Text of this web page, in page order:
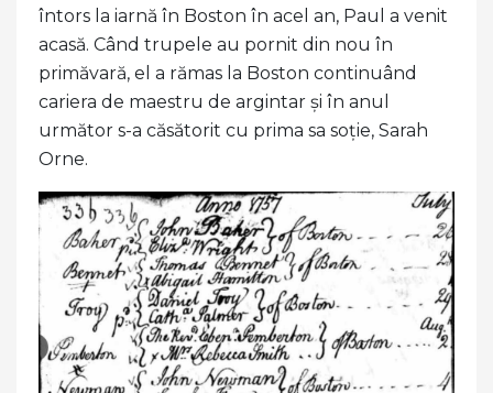
întors la iarnă în Boston în acel an, Paul a venit
acasă. Când trupele au pornit din nou în
primăvară, el a rămas la Boston continuând
cariera de maestru de argintar și în anul
următor s-a căsătorit cu prima sa soție, Sarah
Orne.